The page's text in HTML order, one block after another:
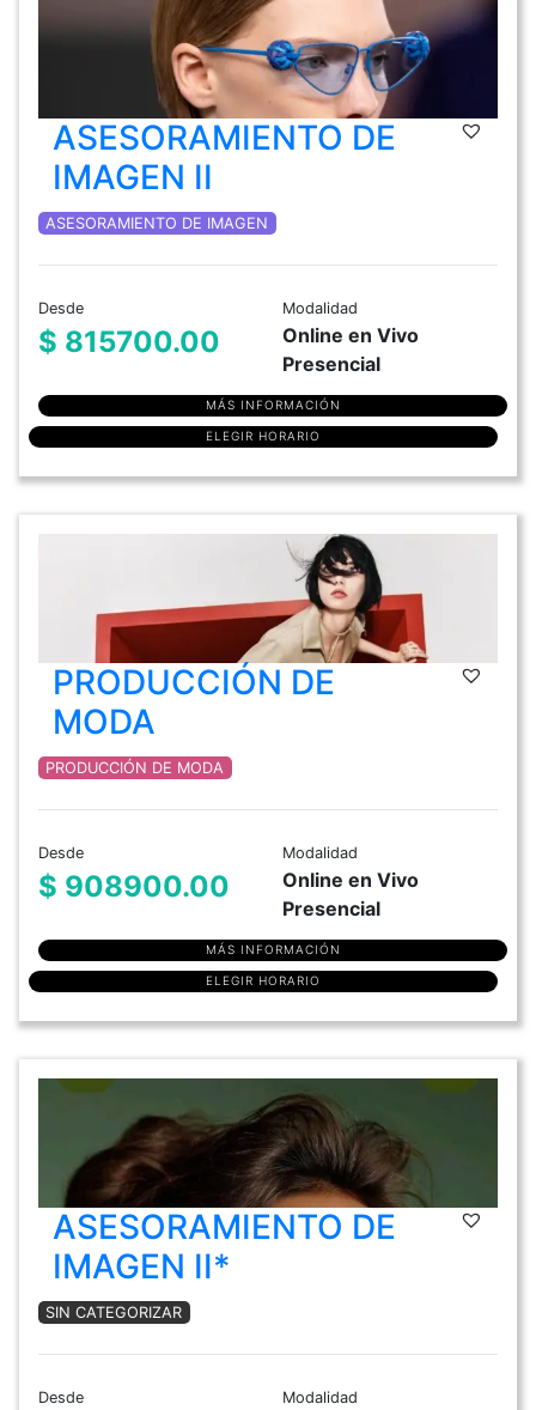
ASESORAMIENTO DE
IMAGEN II
ASESORAMIENTO DE IMAGEN
Desde
$ 815700.00
Modalidad
Online en Vivo
Presencial
MÁS INFORMACIÓN
ELEGIR HORARIO
PRODUCCIÓN DE
MODA
PRODUCCIÓN DE MODA
Desde
$ 908900.00
Modalidad
Online en Vivo
Presencial
MÁS INFORMACIÓN
ELEGIR HORARIO
ASESORAMIENTO DE
IMAGEN II*
SIN CATEGORIZAR
Desde Modalidad